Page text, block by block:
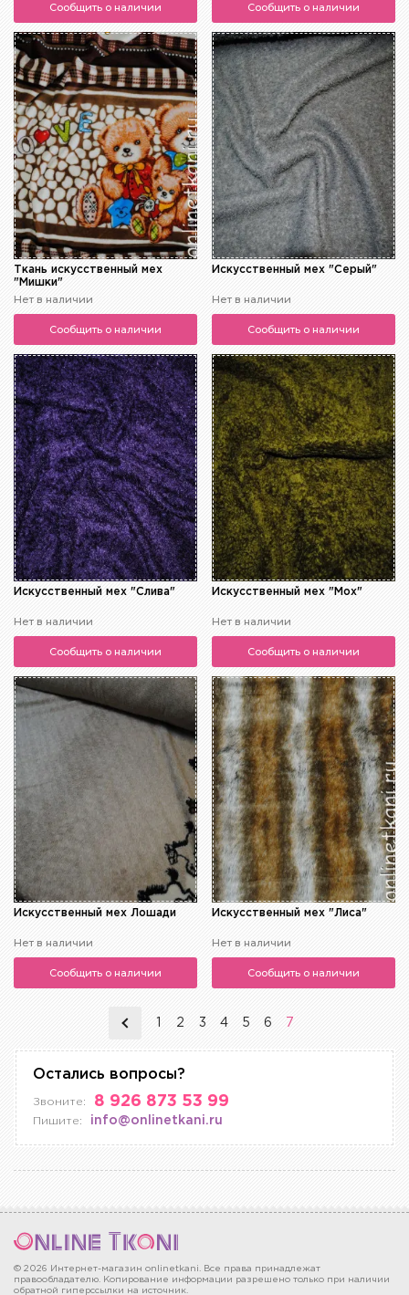
Сообщить о наличии Сообщить о наличии
Ткань искусственный мех
"Мишки"
Нет в наличии
Сообщить о наличии
Искусственный мех "Серый"
Нет в наличии
Сообщить о наличии
Искусственный мех "Слива"
Нет в наличии
Сообщить о наличии
Искусственный мех "Мох"
Нет в наличии
Сообщить о наличии
Искусственный мех Лошади
Нет в наличии
Сообщить о наличии
Искусственный мех "Лиса"
Нет в наличии
Сообщить о наличии
2 3 4 5 6 7
Остались вопросы?
Звоните: 8 926 873 53 99
Пишите: info@onlinetkani.ru
© 2026 Интернет-магазин onlinetkani. Все права принадлежат
правообладателю. Копирование информации разрешено только при наличии
обратной гиперссылки на источник.